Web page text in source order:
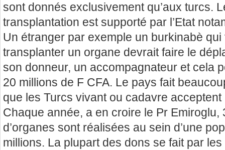
sont donnés exclusivement qu’aux turcs.
transplantation est supporté par l’Etat
Un étranger par exemple un burkinabè
transplanter un organe devrait faire le
son donneur, un accompagnateur et cela
20 millions de F CFA. Le pays fait
que les Turcs vivant ou cadavre
Chaque année, a en croire le Pr Emiroglu,
d’organes sont réalisées au sein d’une
millions. La plupart des dons se fait par